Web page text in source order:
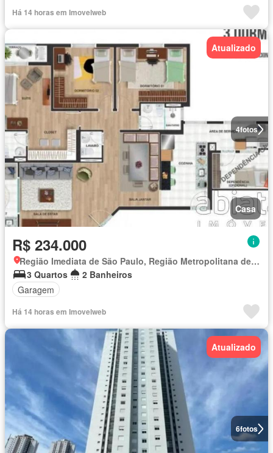
Há 14 horas em Imovelweb
4fotos
Atualizado
Casa
R$ 234.000
Região Imediata de São Paulo, Região Metropolitana de São Paulo
3 Quartos
2 Banheiros
Garagem
Há 14 horas em Imovelweb
6fotos
Atualizado